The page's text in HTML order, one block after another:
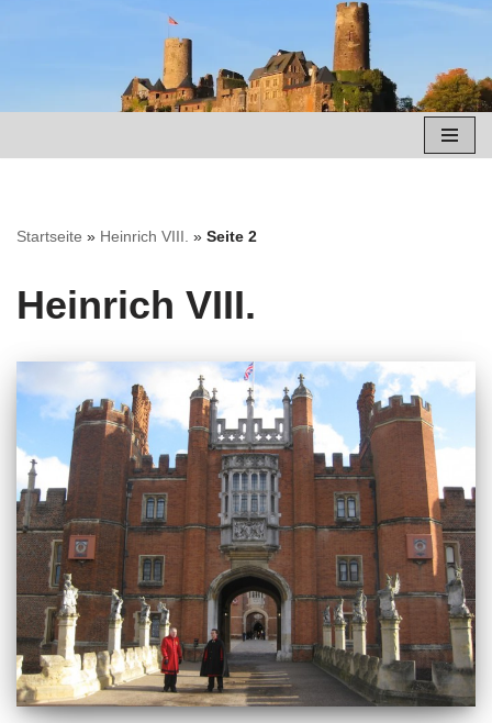
springen
Startseite » Heinrich VIII. » Seite 2
Heinrich VIII.